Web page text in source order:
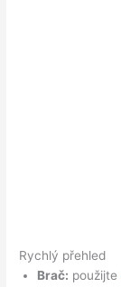
Rychlý přehled
Brač: použijte